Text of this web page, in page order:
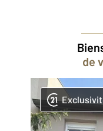
de